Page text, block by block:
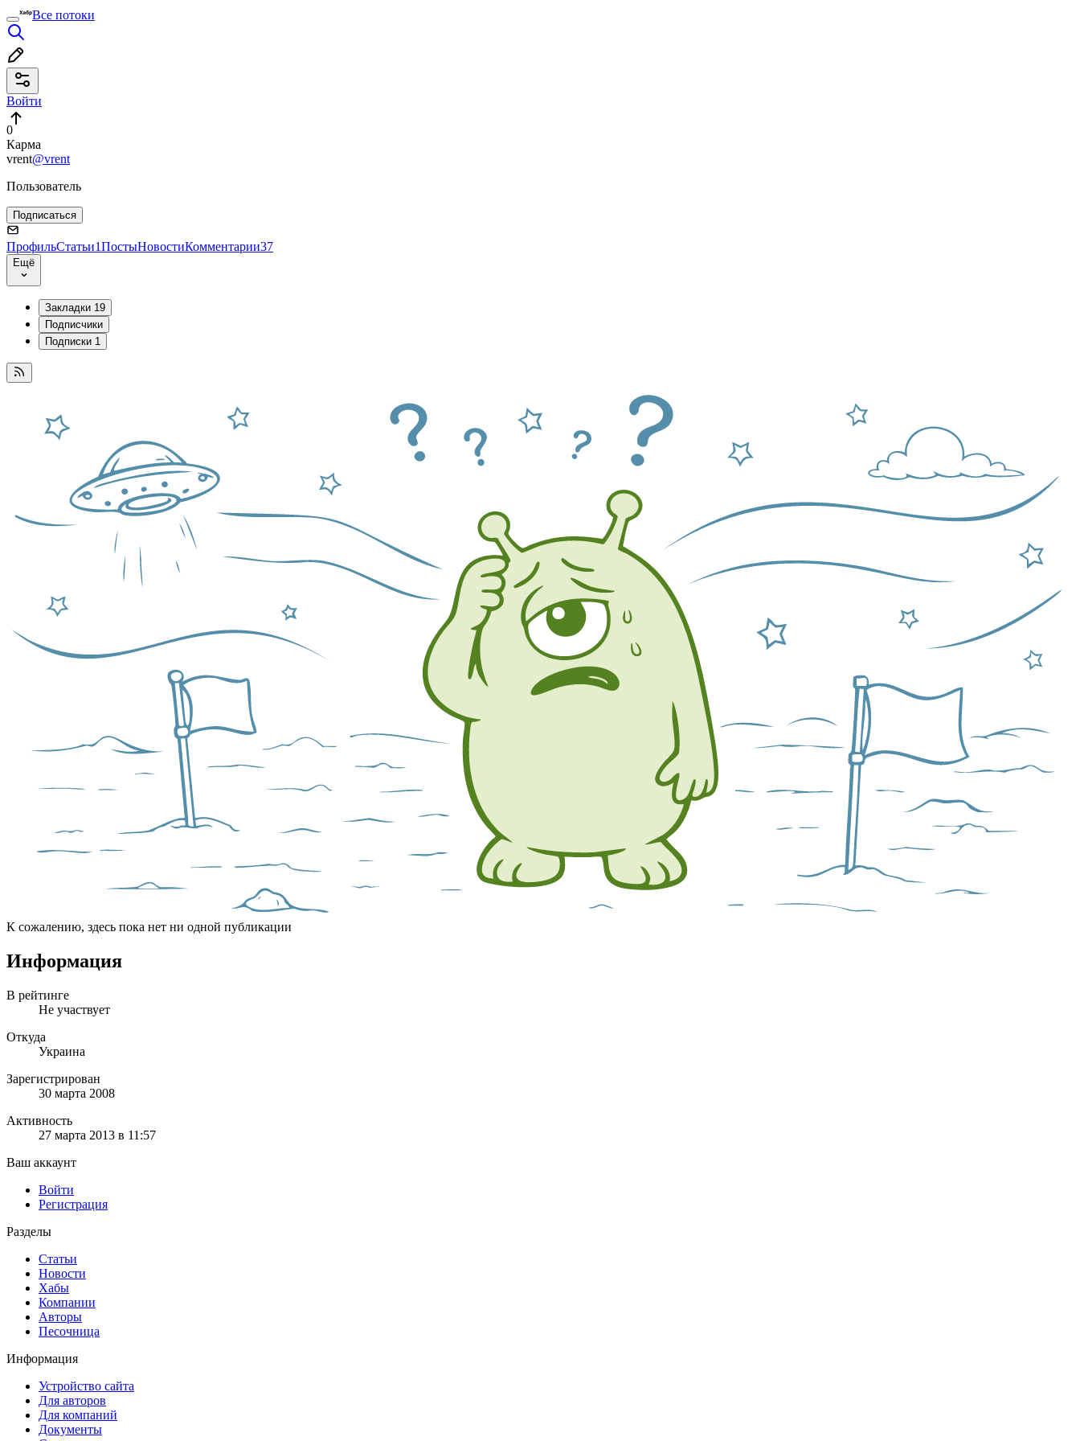
Все потоки
Войти
0
Карма
vrent@vrent
Пользователь
Подписаться
ПрофильСтатьи1ПостыНовостиКомментарии37
Ещё
Закладки 19
Подписчики
Подписки 1
К сожалению, здесь пока нет ни одной публикации
Информация
В рейтинге
Не участвует
Откуда
Украина
Зарегистрирован
30 марта 2008
Активность
27 марта 2013 в 11:57
Ваш аккаунт
Войти
Регистрация
Разделы
Статьи
Новости
Хабы
Компании
Авторы
Песочница
Информация
Устройство сайта
Для авторов
Для компаний
Документы